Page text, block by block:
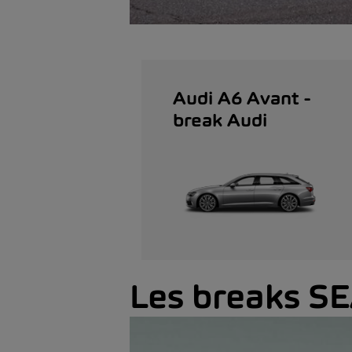
Audi A6 Avant -
break Audi
Les breaks